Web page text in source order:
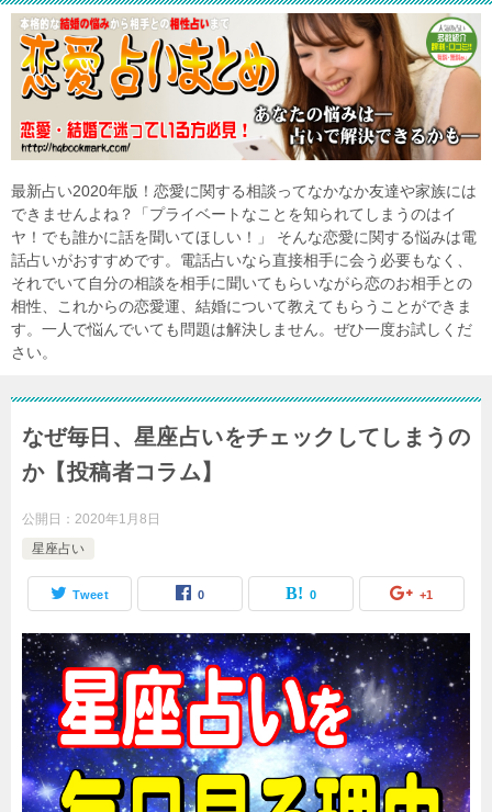
最新占い2020年版！恋愛に関する相談ってなかなか友達や家族には
できませんよね？「プライベートなことを知られてしまうのはイ
ヤ！でも誰かに話を聞いてほしい！」 そんな恋愛に関する悩みは電
話占いがおすすめです。電話占いなら直接相手に会う必要もなく、
それでいて自分の相談を相手に聞いてもらいながら恋のお相手との
相性、これからの恋愛運、結婚について教えてもらうことができま
す。一人で悩んでいても問題は解決しません。ぜひ一度お試しくだ
さい。
なぜ毎日、星座占いをチェックしてしまうの
か【投稿者コラム】
公開日： 2020年1月8日
星座占い
Tweet 0 0 +1